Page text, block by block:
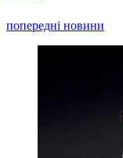
попередні новини